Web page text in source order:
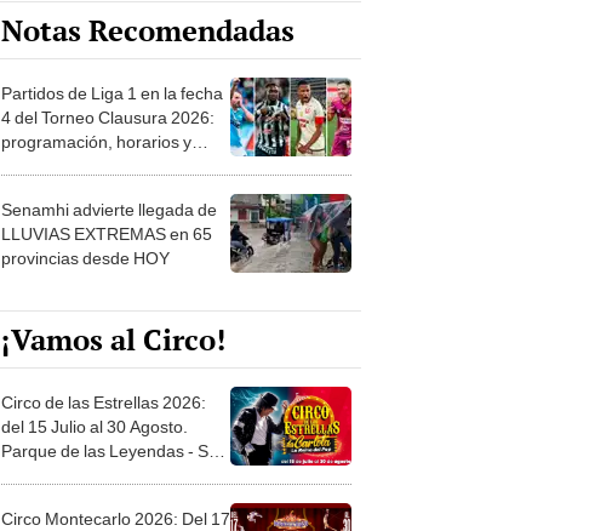
Notas Recomendadas
Partidos de Liga 1 en la fecha
4 del Torneo Clausura 2026:
programación, horarios y
Senamhi advierte llegada de
LLUVIAS EXTREMAS en 65
provincias desde HOY
¡Vamos al Circo!
Circo de las Estrellas 2026:
del 15 Julio al 30 Agosto.
Parque de las Leyendas - San
Circo Montecarlo 2026: Del 17